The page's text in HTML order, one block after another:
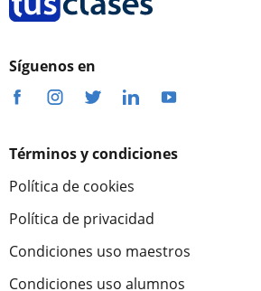
Síguenos en
Términos y condiciones
Política de cookies
Política de privacidad
Condiciones uso maestros
Condiciones uso alumnos